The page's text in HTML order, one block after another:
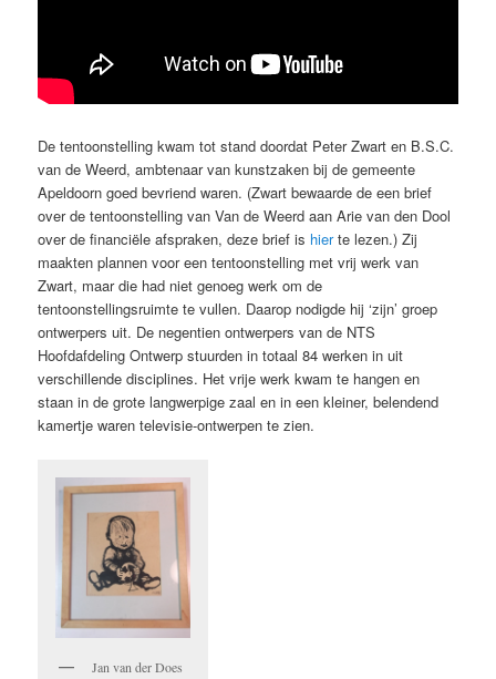
De tentoonstelling kwam tot stand doordat Peter Zwart en B.S.C.
van de Weerd, ambtenaar van kunstzaken bij de gemeente
Apeldoorn goed bevriend waren. (Zwart bewaarde de een brief
over de tentoonstelling van Van de Weerd aan Arie van den Dool
over de financiële afspraken, deze brief is hierte lezen.) Zij
maakten plannen voor een tentoonstelling met vrij werk van
Zwart, maar die had niet genoeg werk om de
tentoonstellingsruimte te vullen. Daarop nodigde hij ‘zijn’ groep
ontwerpers uit. De negentien ontwerpers van de NTS
Hoofdafdeling Ontwerp stuurden in totaal 84 werken in uit
verschillende disciplines. Het vrije werk kwam te hangen en
staan in de grote langwerpige zaal en in een kleiner, belendend
kamertje waren televisie-ontwerpen te zien.
Jan van der Does